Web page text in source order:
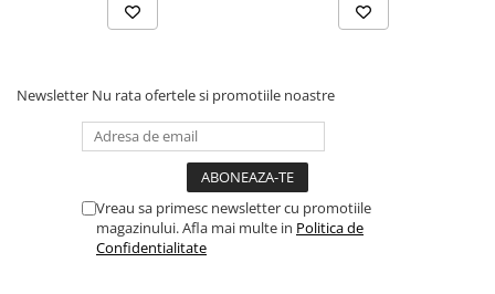
Newsletter Nu rata ofertele si promotiile noastre
Vreau sa primesc newsletter cu promotiile
magazinului. Afla mai multe in Politica de
Confidentialitate